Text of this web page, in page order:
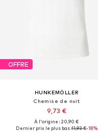
OFFRE
HUNKEMÖLLER
Chemise de nuit
9,73 €
À l'origine : 20,90 €
Dernier prix le plus bas :11,93 €-18%